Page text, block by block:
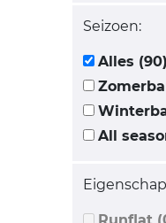
Seizoen:
Alles (90)